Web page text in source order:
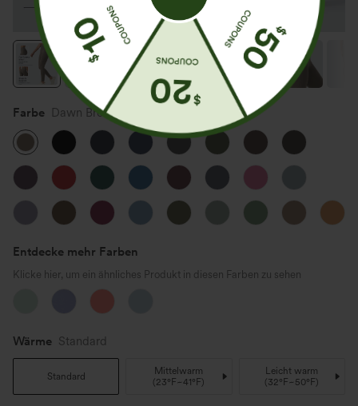
Farbe Dawn Brown
Entdecke mehr Farben
Klicke hier, um ein ähnliches Produkt in diesen Farben zu sehen
Wärme Standard
Standard
Mittelwarm
(23°F~41°F)
Leicht warm
(32°F~50°F)